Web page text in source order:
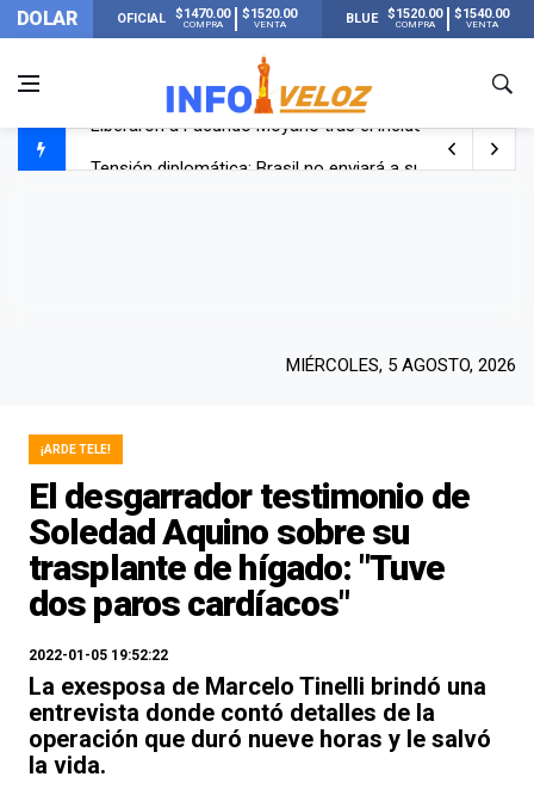
DOLAR OFICIAL $1470.00
COMPRA
$1520.00
VENTA BLUE $1520.00
COMPRA
$1540.00
VENTA
Tensión diplomática: Brasil no enviará a su embajador
MIÉRCOLES, 5 AGOSTO, 2026
¡ARDE TELE!
El desgarrador testimonio de
Soledad Aquino sobre su
trasplante de hígado: "Tuve
dos paros cardíacos"
2022-01-05 19:52:22
La exesposa de Marcelo Tinelli brindó una
entrevista donde contó detalles de la
operación que duró nueve horas y le salvó
la vida.